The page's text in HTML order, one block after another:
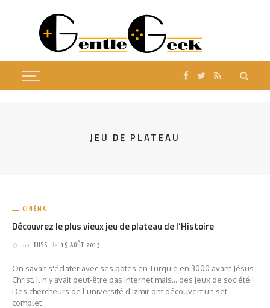
JEU DE PLATEAU
CINÉMA
Découvrez le plus vieux jeu de plateau de l’Histoire
par RUSS le 19 AOÛT 2013
On savait s'éclater avec ses potes en Turquie en 3000 avant Jésus
Christ. Il n'y avait peut-être pas internet mais... des jeux de société !
Des chercheurs de l'université d'Izmir ont découvert un set
complet